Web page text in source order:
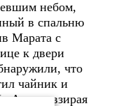
небом,
в спальню
Марата с
к двери
что
чайник и
Аля, невзирая